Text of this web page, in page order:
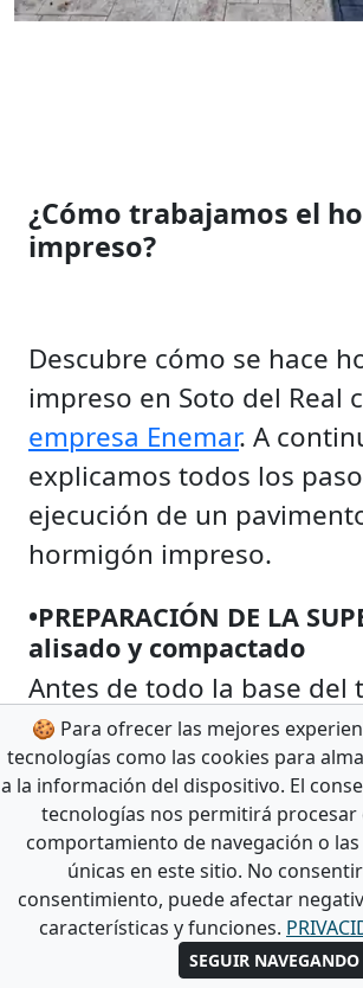
¿Cómo trabajamos el
impreso?
Descubre cómo se hace
impreso en Soto del Real
empresa Enemar. A
explicamos todos los
ejecución de un
hormigón impreso.
•PREPARACIÓN DE LA
alisado y compactado
Antes de todo la base del
la que se va a apoyar el
hormigón impreso tiene
importancia. De esta
comportamiento en el
su baja o bien alta
•ENCOFRADO
🍪 Para ofrecer las mejores
tecnologías como las cookies para
a la información del dispositivo. El
tecnologías nos permitirá procesar
comportamiento de navegación o
únicas en este sitio. No
consentimiento, puede afectar
características y funciones.
SEGUIR NAVEGANDO